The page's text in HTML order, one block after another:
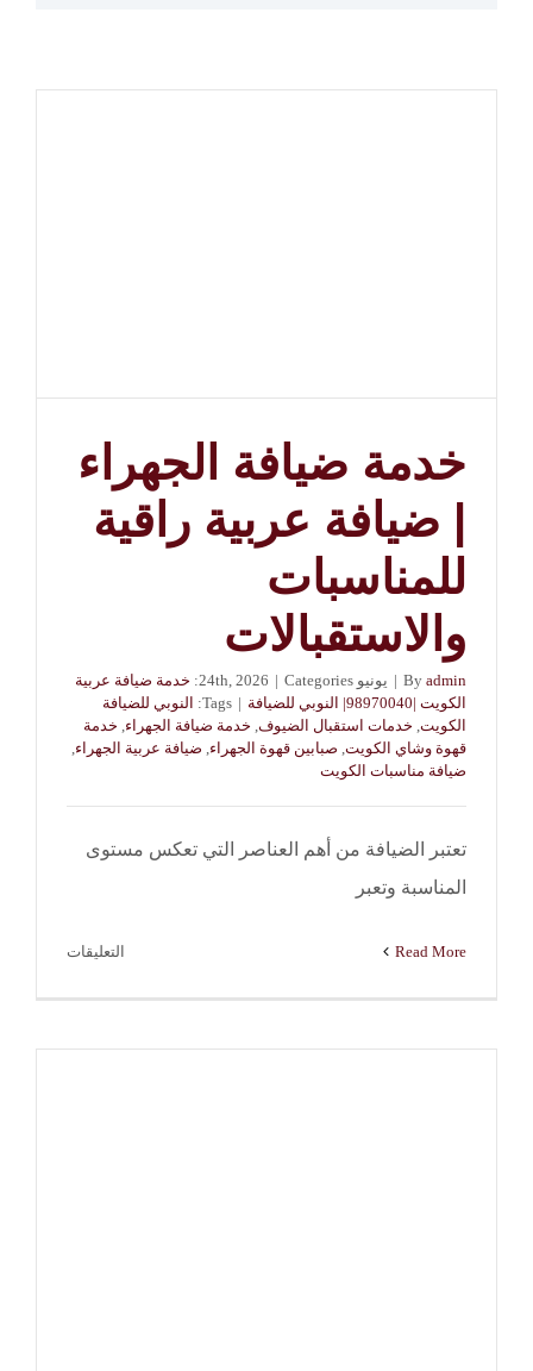
خدمة ضيافة الجهراء
| ضيافة عربية راقية
للمناسبات
والاستقبالات
Byadmin
| يونيو 24th, 2026 | Categories:
خدمة ضيافة عربية
الكويت |98970040| النوبي للضيافة
|
Tags:
النوبي للضيافة
الكويت, خدمات استقبال الضيوف, خدمة ضيافة الجهراء خدمة
قهوة وشاي الكويت, صبابين قهوة الجهراء ضيافة عربية الجهراء
ضيافة مناسبات الكويت
تعتبر الضيافة من أهم العناصر التي تعكس مستوى
المناسبة وتعبر
Read More التعليقات